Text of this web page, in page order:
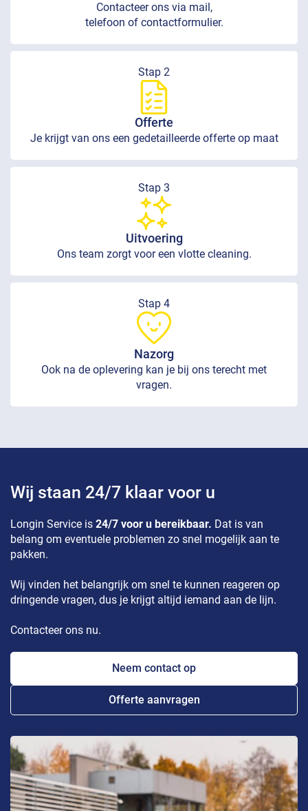
Contacteer ons via mail,
telefoon of contactformulier.
Stap 2
Offerte
Je krijgt van ons een gedetailleerde offerte op maat
Stap 3
Uitvoering
Ons team zorgt voor een vlotte cleaning.
Stap 4
Nazorg
Ook na de oplevering kan je bij ons terecht met
vragen.
Wij staan 24/7 klaar voor u
Longin Service is 24/7 voor u bereikbaar. Dat is van
belang om eventuele problemen zo snel mogelijk aan te
pakken.
Wij vinden het belangrijk om snel te kunnen reageren op
dringende vragen, dus je krijgt altijd iemand aan de lijn.
Contacteer ons nu.
Neem contact op
Offerte aanvragen